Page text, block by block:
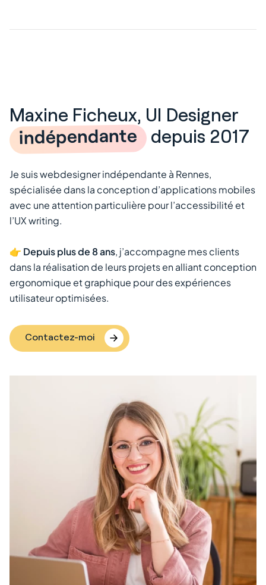
Maxine Ficheux, UI Designer
indépendante depuis 2017
Je suis webdesigner indépendante à Rennes,
spécialisée dans la conception d’applications mobiles
avec une attention particulière pour l’accessibilité et
l’UX writing.
👉 Depuis plus de 8 ans, j’accompagne mes clients
dans la réalisation de leurs projets en alliant conception
ergonomique et graphique pour des expériences
utilisateur optimisées.
Contactez-moi